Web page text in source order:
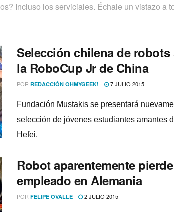
Incluso los serviciales. Échale un vistazo a
Selección chilena de robots
la RoboCup Jr de China
POR REDACCIÓN OHMYGEEK! 7 JULIO 2015
Fundación Mustakis se presentará
selección de jóvenes estudiantes amantes
Hefei.
Robot aparentemente
empleado en Alemania
POR FELIPE OVALLE 2 JULIO 2015